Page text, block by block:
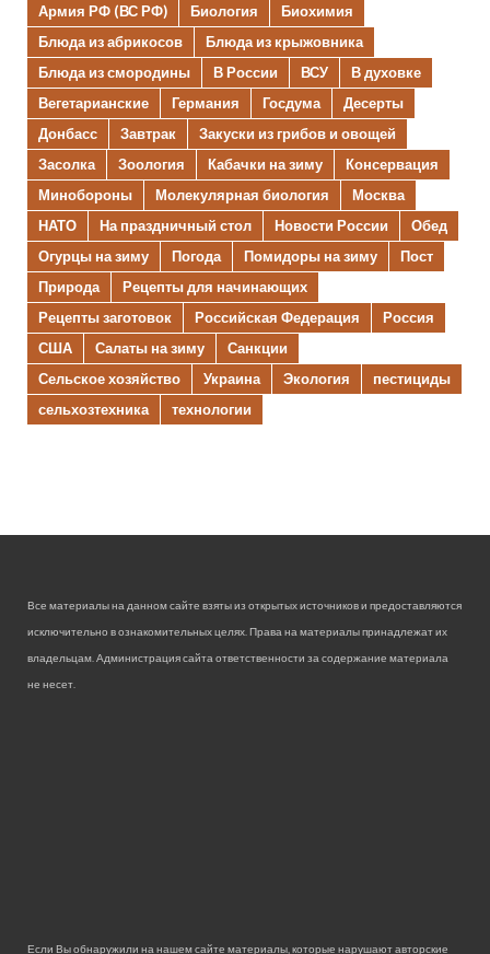
Армия РФ (ВС РФ) Биология
Биохимия
Блюда из абрикосов
Блюда из крыжовника
Блюда из смородины
В России ВСУ
В духовке
Вегетарианские
Германия Госдума
Десерты
Донбасс
Завтрак
Закуски из грибов и овощей
Засолка
Зоология Кабачки на зиму
Консервация
Минобороны
Молекулярная биология
Москва
НАТО
На праздничный стол Новости России
Обед
Огурцы на зиму
Погода Помидоры на зиму
Пост
Природа
Рецепты для начинающих
Рецепты заготовок
Российская Федерация
Россия
США
Салаты на зиму
Санкции
Сельское хозяйство
Украина Экология
пестициды
сельхозтехника
технологии
Все материалы на данном сайте взяты из открытых источников и предоставляются
исключительно в ознакомительных целях. Права на материалы принадлежат их
владельцам. Администрация сайта ответственности за содержание материала
не несет.
Если Вы обнаружили на нашем сайте материалы, которые нарушают авторские